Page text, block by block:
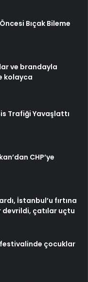
Bıçak Bileme
ve brandayla
kolayca
Trafiği Yavaşlattı
CHP’ye
İstanbul’u fırtına
devrildi, çatılar uçtu
festivalinde çocuklar